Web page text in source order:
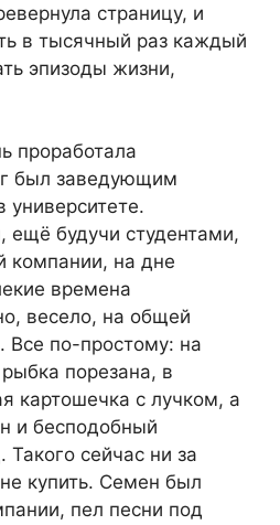
страницу, и
в тысячный раз каждый
эпизоды жизни,
проработала
был заведующим
университете.
ещё будучи студентами,
компании, на дне
времена
весело, на общей
Все по-простому: на
порезана, в
картошечка с лучком, а
и бесподобный
Такого сейчас ни за
купить. Семен был
пел песни под